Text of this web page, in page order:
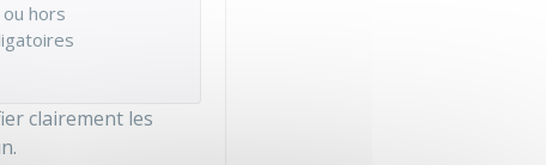
hors
clairement les